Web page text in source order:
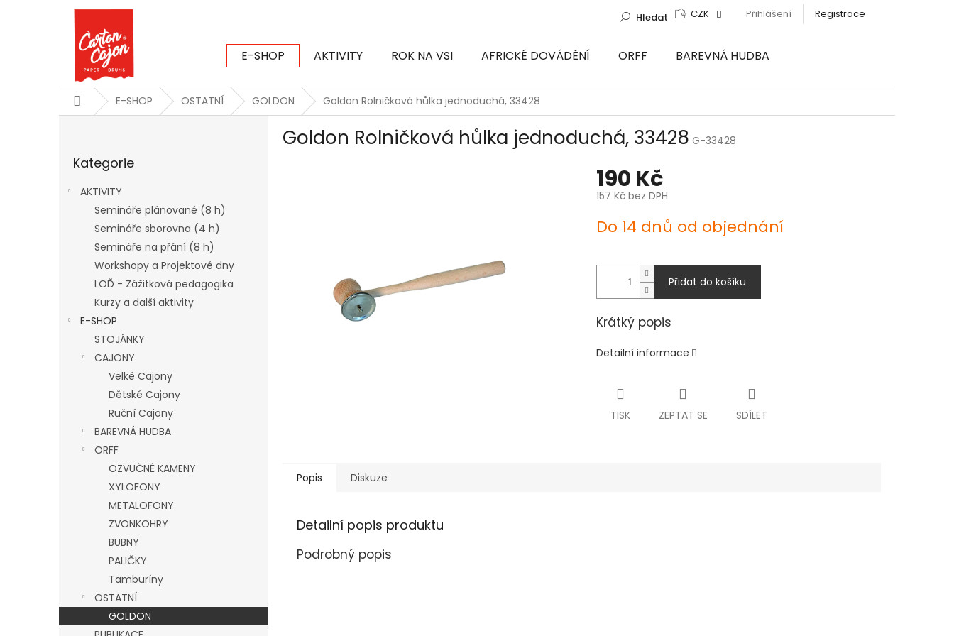
CZK Přihlášení Registrace
Hledat
E-SHOP AKTIVITY ROK NA VSI AFRICKÉ DOVÁDĚNÍ ORFF
BAREVNÁ HUDBA
DomůE-SHOP OSTATNÍ GOLDON Goldon Rolničková hůlka jednoduchá, 33428
kategorie
Kategorie
AKTIVITY
Semináře plánované (8 h)
Semináře sborovna (4 h)
Semináře na přání (8 h)
Workshopy a Projektové dny
LOĎ - Zážitková pedagogika
Kurzy a další aktivity
E-SHOP
STOJÁNKY
CAJONY
Velké Cajony
Dětské Cajony
Ruční Cajony
BAREVNÁ HUDBA
ORFF
OZVUČNÉ KAMENY
XYLOFONY
METALOFONY
ZVONKOHRY
BUBNY
PALIČKY
Tamburíny
OSTATNÍ
GOLDON
Goldon Rolničková hůlka jednoduchá, 33428 G-33428
190 Kč
157 Kč bez DPH
cena:
Do 14 dnů od objednání
Přidat do košíku
Krátký popis
Detailní informace
TISK ZEPTAT SE SDÍLET
Popis Diskuze
Detailní popis produktu
Podrobný popis